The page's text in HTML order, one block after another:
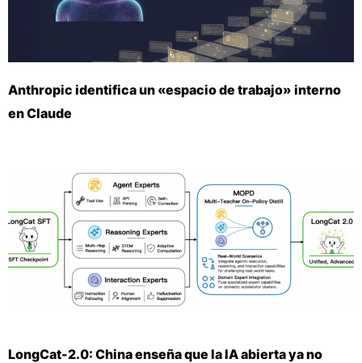
Anthropic identifica un «espacio de trabajo» interno
en Claude
LongCat-2.0: China enseña que la IA abierta ya no